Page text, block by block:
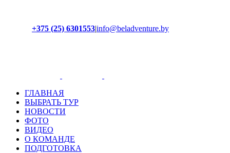
+375 (25) 6301553|info@beladventure.by
ГЛАВНАЯ
ВЫБРАТЬ ТУР
НОВОСТИ
ФОТО
ВИДЕО
О КОМАНДЕ
ПОДГОТОВКА